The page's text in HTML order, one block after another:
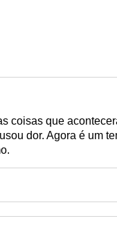
coisas que
dor. Agora é um